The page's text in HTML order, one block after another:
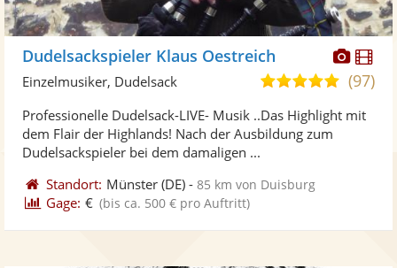
Fotos
Dudelsackspieler Klaus Oestreich
5,0
5
(97)
Einzelmusiker, Dudelsack
Professionelle Dudelsack-LIVE- Musik ..Das Highlight mit
dem Flair der Highlands! Nach der Ausbildung zum
Dudelsackspieler bei dem damaligen ...
Standort: Münster (DE) -85 km von Duisburg
Gage: € (bis ca. 500 € pro Auftritt)